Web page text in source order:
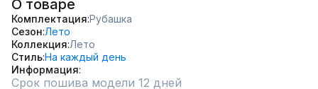
О товаре
Комплектация Рубашка
Сезон Лето
Коллекция Лето
СтильНа каждый день
Информация
Срок пошива модели 12 дней